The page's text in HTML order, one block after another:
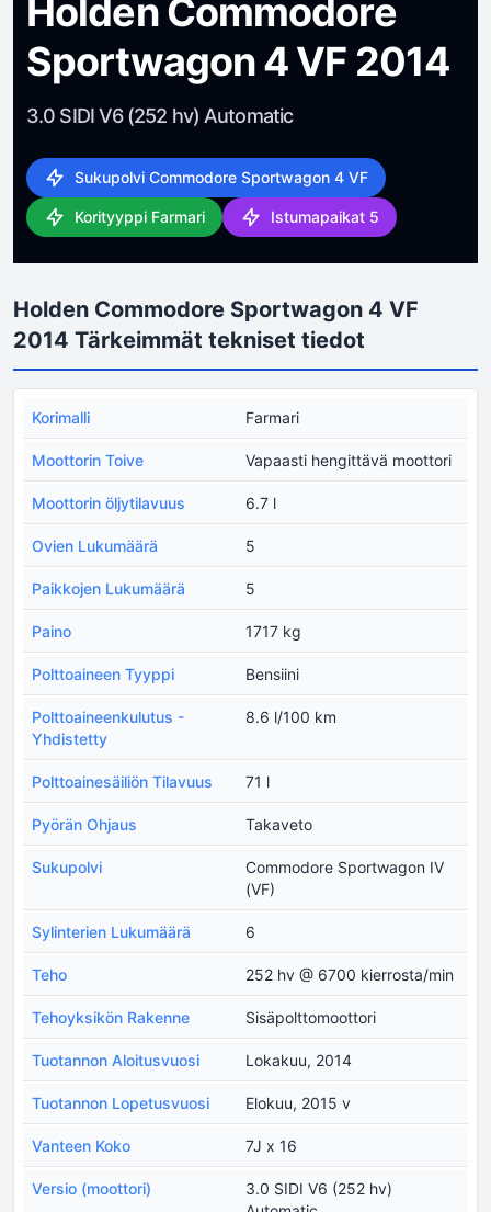
Holden Commodore
Sportwagon 4 VF 2014
3.0 SIDI V6 (252 hv) Automatic
Sukupolvi Commodore Sportwagon 4 VF
Korityyppi Farmari Istumapaikat 5
Holden Commodore Sportwagon 4 VF
2014 Tärkeimmät tekniset tiedot
Korimalli Farmari
Moottorin Toive Vapaasti hengittävä moottori
Moottorin öljytilavuus 6.7 l
Ovien Lukumäärä 5
Paikkojen Lukumäärä 5
Paino 1717 kg
Polttoaineen Tyyppi Bensiini
Polttoaineenkulutus -
Yhdistetty
8.6 l/100 km
Polttoainesäiliön Tilavuus 71 l
Pyörän Ohjaus Takaveto
Sukupolvi
Commodore Sportwagon IV
(VF)
Sylinterien Lukumäärä 6
Teho 252 hv @ 6700 kierrosta/min
Tehoyksikön Rakenne Sisäpolttomoottori
Tuotannon Aloitusvuosi Lokakuu, 2014
Tuotannon Lopetusvuosi Elokuu, 2015 v
Vanteen Koko 7J x 16
Versio (moottori)
3.0 SIDI V6 (252 hv)